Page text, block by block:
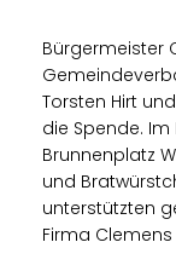
Bürgermeister
Torsten Hirt
die Spende.
Brunnenplatz
und
unterstützten
Firma